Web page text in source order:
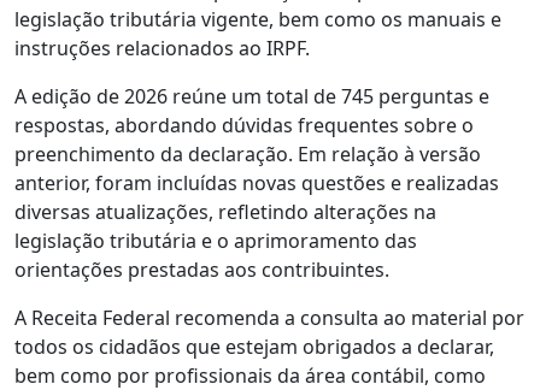
legislação tributária vigente, bem como os manuais e
instruções relacionados ao IRPF.
A edição de 2026 reúne um total de 745 perguntas e
respostas, abordando dúvidas frequentes sobre o
preenchimento da declaração. Em relação à versão
anterior, foram incluídas novas questões e realizadas
diversas atualizações, refletindo alterações na
legislação tributária e o aprimoramento das
orientações prestadas aos contribuintes.
A Receita Federal recomenda a consulta ao material por
todos os cidadãos que estejam obrigados a declarar,
bem como por profissionais da área contábil, como